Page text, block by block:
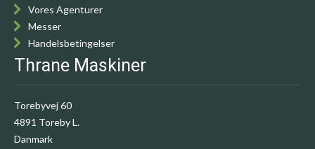
Vores Agenturer
Messer
Handelsbetingelser
Thrane Maskiner
Torebyvej 60
4891 Toreby L.
Danmark